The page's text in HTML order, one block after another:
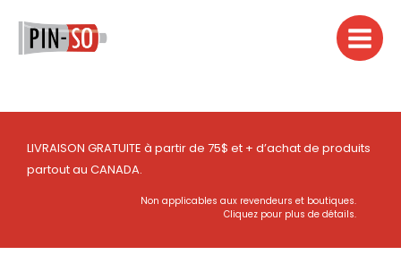
contenu
LIVRAISON GRATUITE à partir de 75$ et + d’achat de produits
partout au CANADA.
Non applicables aux revendeurs et boutiques.
Cliquez pour plus de détails.